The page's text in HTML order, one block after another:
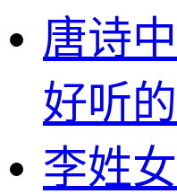
唐诗
好听
李姓